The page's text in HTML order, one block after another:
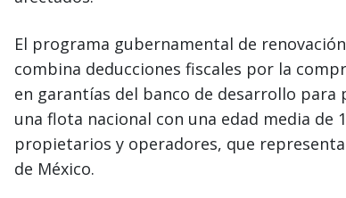
El programa gubernamental de
combina deducciones fiscales por la
en garantías del banco de desarrollo
una flota nacional con una edad media de
propietarios y operadores, que
de México.